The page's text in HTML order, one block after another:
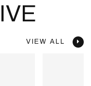
VIEW ALL